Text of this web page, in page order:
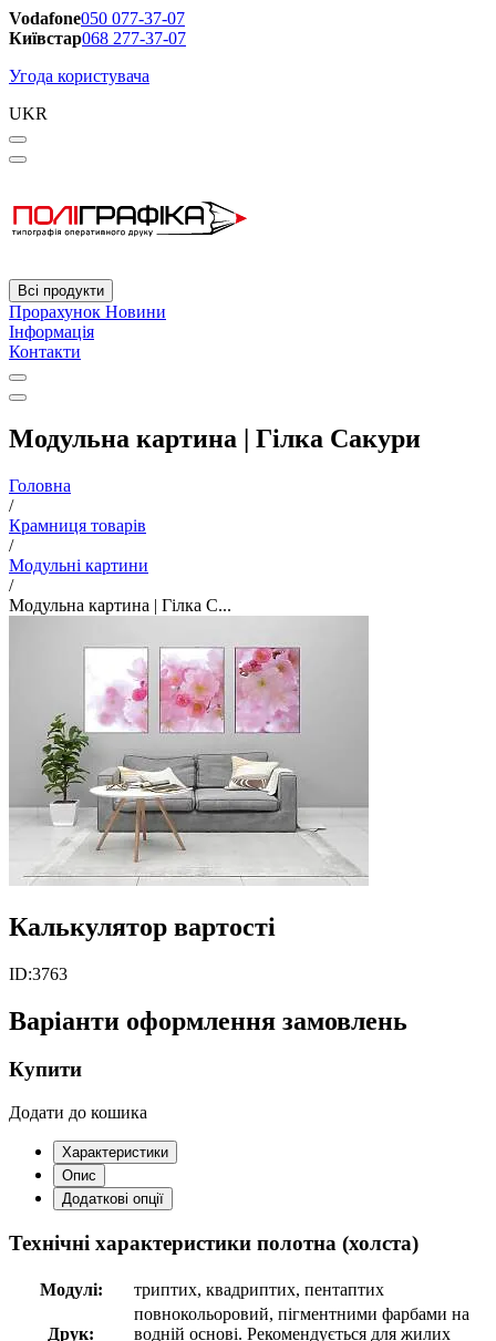
Vodafone050 077-37-07
Київстар068 277-37-07
Угода користувача
UKR
Всі продукти
Прорахунок Новини
Інформація
Контакти
Модульна картина | Гілка Сакури
Головна
/
Крамниця товарів
/
Модульні картини
/
Модульна картина | Гілка С...
Калькулятор вартості
ID:3763
Варіанти оформлення замовлень
Купити
Додати до кошика
Характеристики
Опис
Додаткові опції
Технічні характеристики полотна (холста)
Модулі: триптих, квадриптих, пентаптих
Друк:
повнокольоровий, пігментними фарбами на
водній основі. Рекомендується для жилих